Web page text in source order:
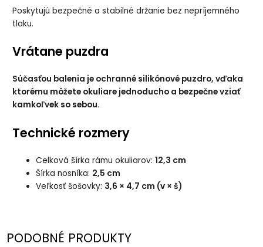
Poskytujú bezpečné a stabilné držanie bez nepríjemného
tlaku.
Vrátane puzdra
Súčasťou balenia je ochranné silikónové puzdro, vďaka
ktorému môžete okuliare jednoducho a bezpečne vziať
kamkoľvek so sebou.
Technické rozmery
Celková šírka rámu okuliarov:12,3 cm
Šírka nosníka: 2,5 cm
Veľkosť šošovky: 3,6 × 4,7 cm (v × š)
PODOBNÉ PRODUKTY